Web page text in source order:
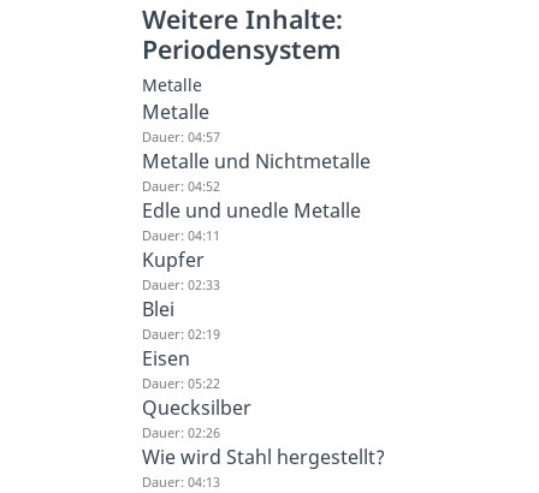
Weitere Inhalte:
Periodensystem
Metalle
Metalle
Dauer: 04:57
Metalle und Nichtmetalle
Dauer: 04:52
Edle und unedle Metalle
Dauer: 04:11
Kupfer
Dauer: 02:33
Blei
Dauer: 02:19
Eisen
Dauer: 05:22
Quecksilber
Dauer: 02:26
Wie wird Stahl hergestellt?
Dauer: 04:13